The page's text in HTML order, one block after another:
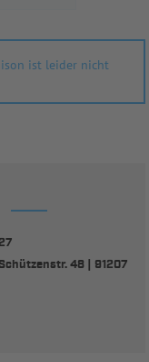
ist leider nicht
48 | 91207